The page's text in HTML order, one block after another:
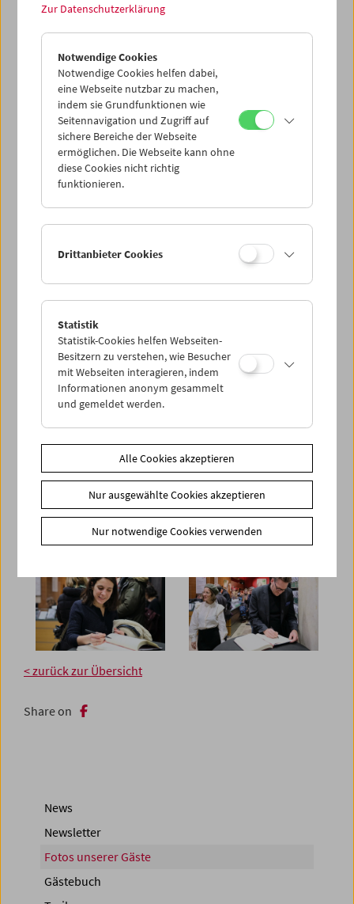
< zurück zur Übersicht
Share on
News
Newsletter
Fotos unserer Gäste
Gästebuch
Zur Datenschutzerklärung
Notwendige Cookies
Notwendige Cookies helfen dabei,
eine Webseite nutzbar zu machen,
indem sie Grundfunktionen wie
Seitennavigation und Zugriff auf
sichere Bereiche der Webseite
ermöglichen. Die Webseite kann ohne
diese Cookies nicht richtig
funktionieren.
Drittanbieter Cookies
Statistik
Statistik-Cookies helfen Webseiten-
Besitzern zu verstehen, wie Besucher
mit Webseiten interagieren, indem
Informationen anonym gesammelt
und gemeldet werden.
Alle Cookies akzeptieren
Nur ausgewählte Cookies akzeptieren
Nur notwendige Cookies verwenden